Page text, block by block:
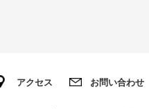
アクセス お問い合わせ